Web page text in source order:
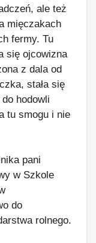
ale też
mięczakach
fermy. Tu
się ojcowizna
z dala od
stała się
hodowli
tu smogu i nie
pani
w Szkole
do
rolnego.